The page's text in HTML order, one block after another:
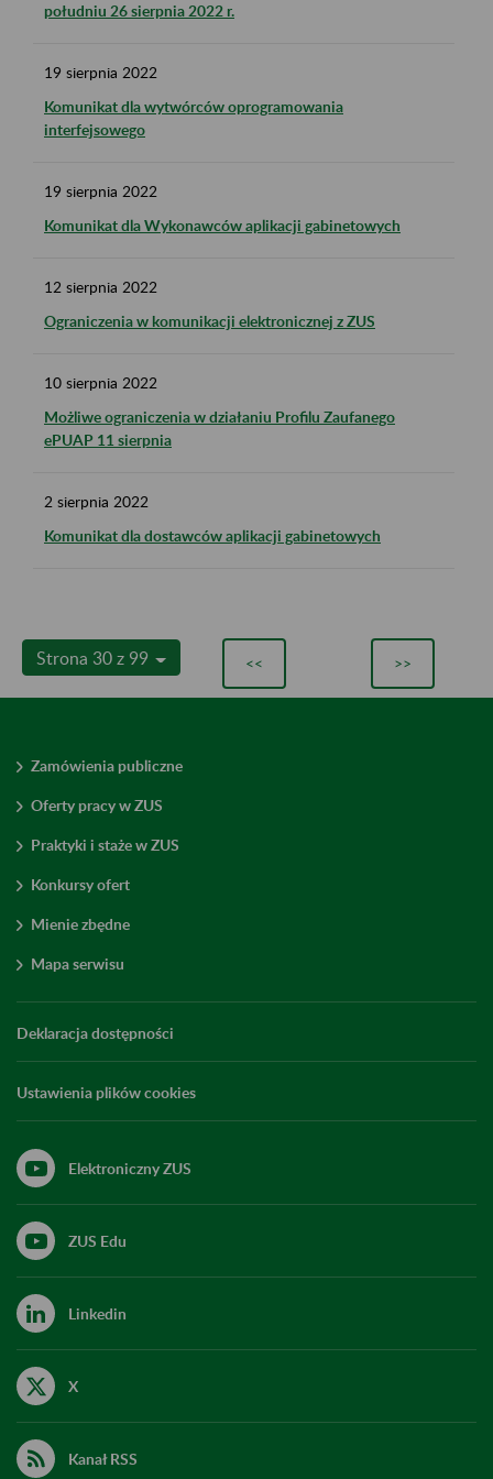
południu 26 sierpnia 2022 r.
19 sierpnia 2022
Komunikat dla wytwórców oprogramowania
interfejsowego
19 sierpnia 2022
Komunikat dla Wykonawców aplikacji gabinetowych
12 sierpnia 2022
Ograniczenia w komunikacji elektronicznej z ZUS
10 sierpnia 2022
Możliwe ograniczenia w działaniu Profilu Zaufanego
ePUAP 11 sierpnia
2 sierpnia 2022
Komunikat dla dostawców aplikacji gabinetowych
Strona 30 z 99 << >>
Zamówienia publiczne
Oferty pracy w ZUS
Praktyki i staże w ZUS
Konkursy ofert
Mienie zbędne
Mapa serwisu
Deklaracja dostępności
Ustawienia plików cookies
Elektroniczny ZUS
ZUS Edu
Linkedin
X
Kanał RSS